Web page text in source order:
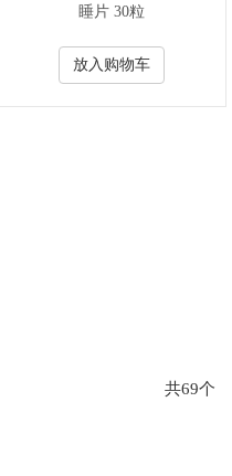
睡片 30粒
放入购物车
共69个